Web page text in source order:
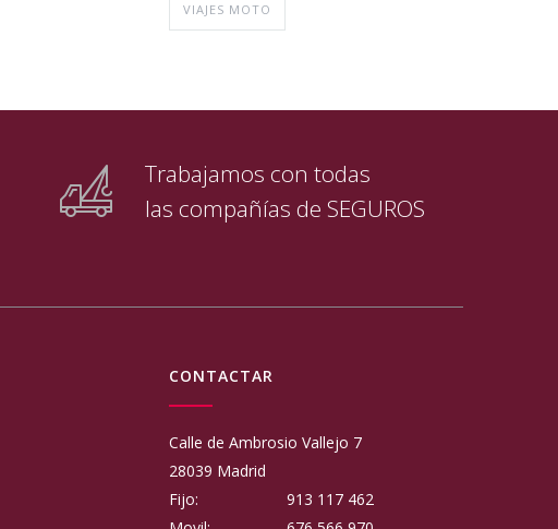
VIAJES MOTO
Trabajamos con todas
las compañías de SEGUROS
CONTACTAR
Calle de Ambrosio Vallejo 7
28039 Madrid
Fijo:
913 117 462